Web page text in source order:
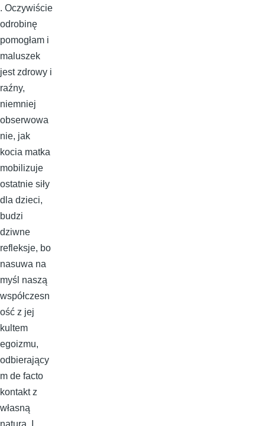
. Oczywiście
odrobinę
pomogłam i
maluszek
jest zdrowy i
raźny,
niemniej
obserwowa
nie, jak
kocia matka
mobilizuje
ostatnie siły
dla dzieci,
budzi
dziwne
refleksje, bo
nasuwa na
myśl naszą
współczesn
ość z jej
kultem
egoizmu,
odbierający
m de facto
kontakt z
własną